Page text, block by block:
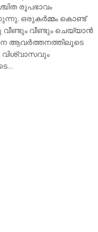
രൂപഭാവം
ഒരുകര്‍മ്മം കൊണ്ട്
വീണ്ടും വീണ്ടും ചെയ്യാന്‍
ആവര്‍ത്തനത്തിലൂടെ